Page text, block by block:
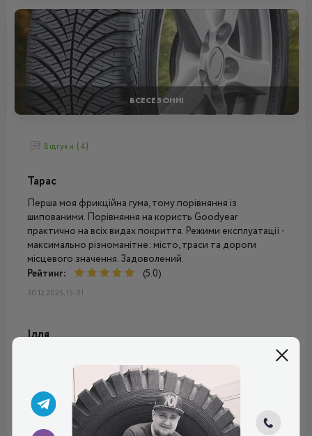
ВСЕСЕЗОННІ
Відгуки (4)
Тарас
Перша моя фрикційна гума, тому порівняння із
шипованими. Порівняння на користь Goodyear
практично на всіх видах покриття. Режими експлуатації -
максимально різноманітне: місто, траси та дороги
місцевого значення. Задоволений.
Рейтинг:
(5.0)
30.12.2025, 15:01
Ілля
Не знаю, що тут можна сказати. Шини брав у тому році,
вони дуже добрі, рекомендую. Машина стала помітно
краще слухатись, особливо це видно на мокрому
асфальті. На снігу, звичайно, теж все чудово. Зчеплення
набагато краще, ніж інші моделі преміум-сегмента.
Порівнюю з Бріджстоун і Піреллі, які раніше брав.